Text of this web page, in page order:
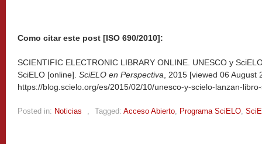
Como citar este post [ISO 690/2010]:
SCIENTIFIC ELECTRONIC LIBRARY ONLINE. UNESCO y
SciELO [online]. SciELO en Perspectiva , 2015 [viewed 06 August
https://blog.scielo.org/es/2015/02/10/unesco-y-scielo-lanzan-
Posted in: Noticias Tagged: Acceso Abierto Programa SciELO